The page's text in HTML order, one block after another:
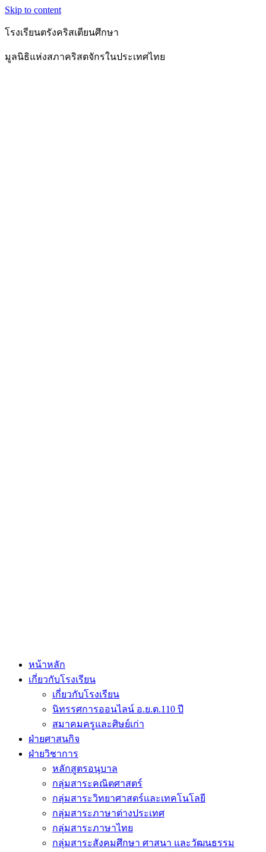
Skip to content
โรงเรียนตรังคริสเตียนศึกษา
มูลนิธิแห่งสภาคริสตจักรในประเทศไทย
หน้าหลัก
เกี่ยวกับโรงเรียน
เกี่ยวกับโรงเรียน
นิทรรศการออนไลน์ อ.ย.ต.110 ปี
สมาคมครูและศิษย์เก่า
ฝ่ายศาสนกิจ
ฝ่ายวิชาการ
หลักสูตรอนุบาล
กลุ่มสาระคณิตศาสตร์
กลุ่มสาระวิทยาศาสตร์และเทคโนโลยี
กลุ่มสาระภาษาต่างประเทศ
กลุ่มสาระภาษาไทย
กลุ่มสาระสังคมศึกษา ศาสนา และวัฒนธรรม